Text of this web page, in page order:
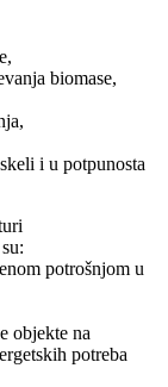
biomase,
i u potpunosta
potrošnjom u
objekte na
potreba